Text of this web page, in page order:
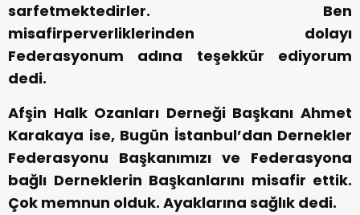
sarfetmektedirler. Ben
misafirperverliklerinden dolayı
Federasyonum adına teşekkür ediyorum
dedi.
Afşin Halk Ozanları Derneği Başkanı Ahmet
Karakaya ise, Bugün İstanbul’dan Dernekler
Federasyonu Başkanımızı ve Federasyona
bağlı Derneklerin Başkanlarını misafir ettik.
Çok memnun olduk. Ayaklarına sağlık dedi.